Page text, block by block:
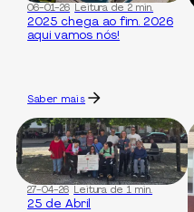
06-01-26 Leitura de 2 min.
2025 chega ao fim. 2026
aqui vamos nós!
Saber mais
27-04-26 Leitura de 1 min.
25 de Abril